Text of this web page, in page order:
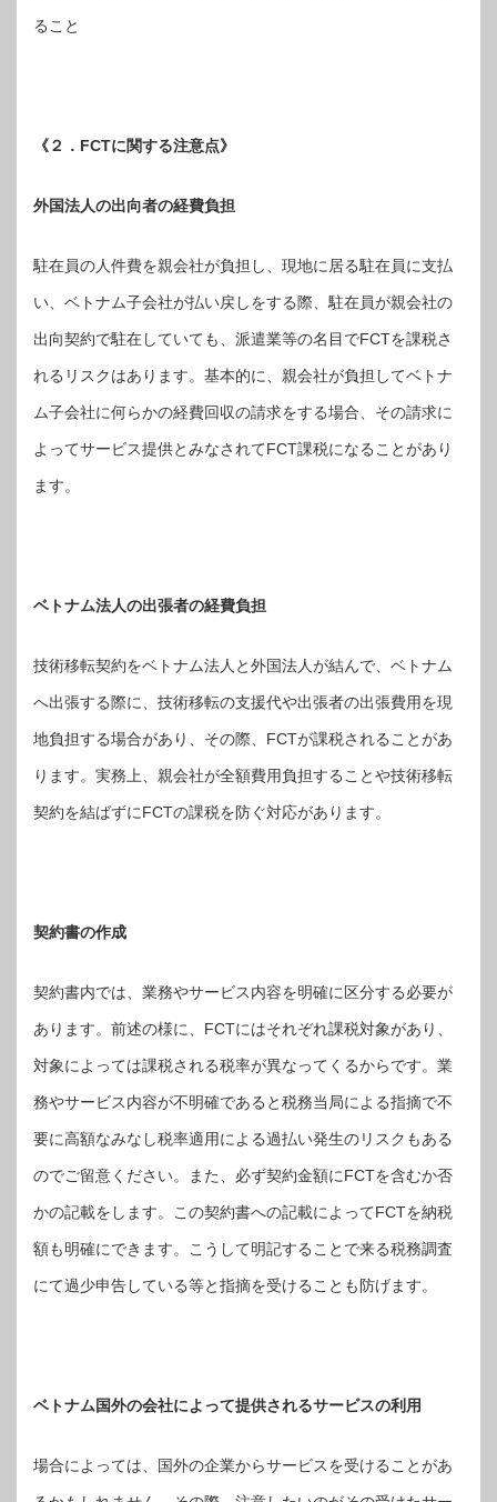
ること
《２．FCTに関する注意点》
外国法人の出向者の経費負担
駐在員の人件費を親会社が負担し、現地に居る駐在員に支払
い、ベトナム子会社が払い戻しをする際、駐在員が親会社の
出向契約で駐在していても、派遣業等の名目でFCTを課税さ
れるリスクはあります。基本的に、親会社が負担してベトナ
ム子会社に何らかの経費回収の請求をする場合、その請求に
よってサービス提供とみなされてFCT課税になることがあり
ます。
ベトナム法人の出張者の経費負担
技術移転契約をベトナム法人と外国法人が結んで、ベトナム
へ出張する際に、技術移転の支援代や出張者の出張費用を現
地負担する場合があり、その際、FCTが課税されることがあ
ります。実務上、親会社が全額費用負担することや技術移転
契約を結ばずにFCTの課税を防ぐ対応があります。
契約書の作成
契約書内では、業務やサービス内容を明確に区分する必要が
あります。前述の様に、FCTにはそれぞれ課税対象があり、
対象によっては課税される税率が異なってくるからです。業
務やサービス内容が不明確であると税務当局による指摘で不
要に高額なみなし税率適用による過払い発生のリスクもある
のでご留意ください。また、必ず契約金額にFCTを含むか否
かの記載をします。この契約書への記載によってFCTを納税
額も明確にできます。こうして明記することで来る税務調査
にて過少申告している等と指摘を受けることも防げます。
ベトナム国外の会社によって提供されるサービスの利用
場合によっては、国外の企業からサービスを受けることがあ